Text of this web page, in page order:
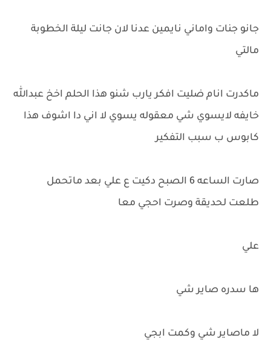
جانو جنات واماني نايمين عدنا لان جانت ليلة الخطوبة
مالتي
ماكدرت انام ضليت افكر يارب شنو هذا الحلم اخخ عبدالله
خايفه لايسوي شي معقوله يسوي لا اني دا اشوف هذا
كابوس ب سبب التفكير
صارت الساعه 6 الصبح دكيت ع علي بعد ماتحمل
طلعت لحديقة وصرت احجي معا
علي
ها سدره صاير شي
لا ماصاير شي وكمت ابجي